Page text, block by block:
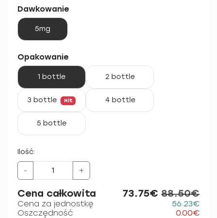
Dawkowanie
5mg
Opakowanie
1 bottle 2 bottle
3 bottle Hit 4 bottle
5 bottle
Ilość:
- +
Cena całkowita 73.75€ 88.50€
Cena za jednostkę
56.23€
Oszczędność
0.00€